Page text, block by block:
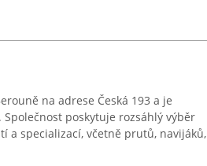
na adrese Česká 193 a je
poskytuje rozsáhlý výběr
a specializací, včetně prutů, navijáků,